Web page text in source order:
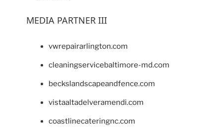
MEDIA PARTNER III
vwrepairarlington.com
cleaningservicebaltimore-md.com
beckslandscapeandfence.com
vistaaltadelveramendi.com
coastlinecateringnc.com